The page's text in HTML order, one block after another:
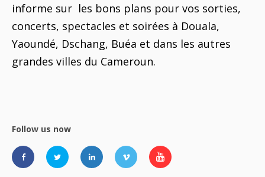
informe sur les bons plans pour vos sorties,
concerts, spectacles et soirées à Douala,
Yaoundé, Dschang, Buéa et dans les autres
grandes villes du Cameroun.
Follow us now